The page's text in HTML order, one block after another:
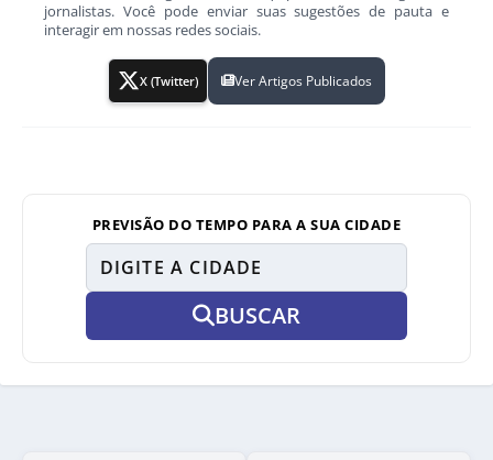
jornalistas. Você pode enviar suas sugestões de pauta e
interagir em nossas redes sociais.
X (Twitter) Ver Artigos Publicados
PREVISÃO DO TEMPO PARA A SUA CIDADE
BUSCAR